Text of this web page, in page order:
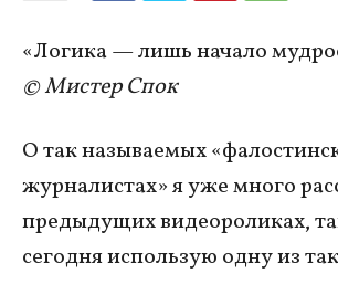
«Логика — лишь начало
© Мистер Спок
О так называемых
журналистах» я уже много
предыдущих видеороликах,
сегодня использую одну из